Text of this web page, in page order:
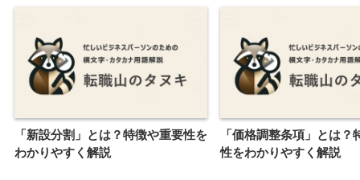
「新設分割」とは？特徴や重要性を
わかりやすく解説
「価格調整条項」とは？
性をわかりやすく解説